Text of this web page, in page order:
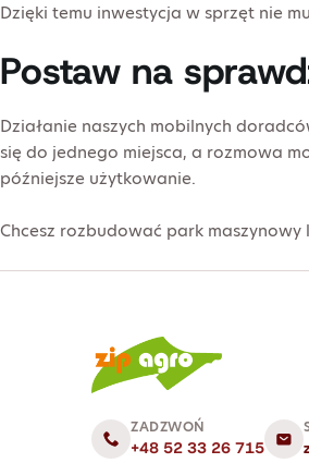
Dzięki temu inwestycja w sprzęt nie
Postaw na
Działanie naszych mobilnych
się do jednego miejsca, a rozmowa
późniejsze użytkowanie.
Chcesz rozbudować park
ZADZWOŃ
+48 52 33 26 715